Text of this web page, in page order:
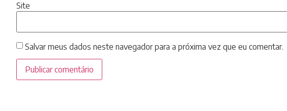
Site
Salvar meus dados neste navegador para a próxima vez que eu comentar.